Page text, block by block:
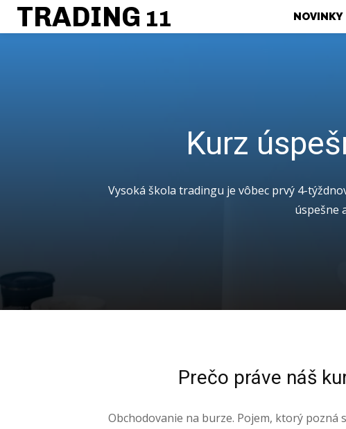
TRADING 11 NOVINKY
Kurz
Vysoká škola tradingu je vôbec prvý 4-
úspešne
Prečo práve náš
Obchodovanie na burze. Pojem, ktorý pozná